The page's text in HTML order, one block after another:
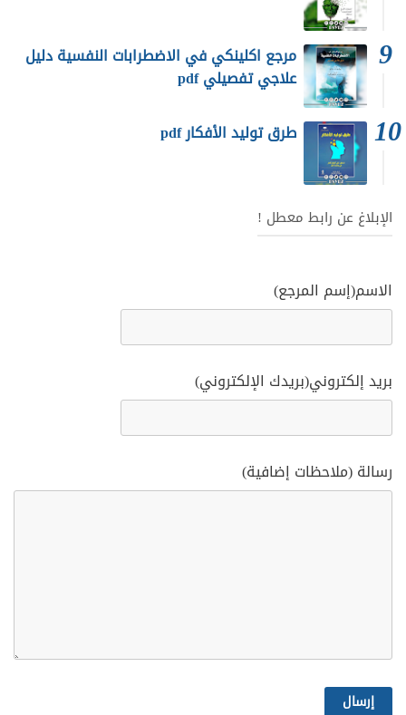
مرجع اكلينكي في الاضطرابات النفسية دليل
علاجي تفصيلي pdf
طرق توليد الأفكار pdf
الإبلاغ عن رابط معطل !
الاسم(إسم المرجع)
بريد إلكتروني(بريدك الإلكتروني)
رسالة (ملاحظات إضافية)